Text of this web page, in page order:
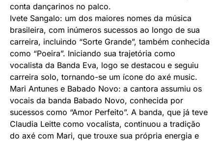
conta dançarinos no palco.
Ivete Sangalo: um dos maiores nomes da música
brasileira, com inúmeros sucessos ao longo de sua
carreira, incluindo “Sorte Grande”, também conhecida
como “Poeira”. Iniciando sua trajetória como
vocalista da Banda Eva, logo se destacou e seguiu
carreira solo, tornando-se um ícone do axé music.
Mari Antunes e Babado Novo: a cantora assumiu os
vocais da banda Babado Novo, conhecida por
sucessos como “Amor Perfeito”. A banda, que já teve
Claudia Leitte como vocalista, continuou a tradição
do axé com Mari, que trouxe sua própria energia e